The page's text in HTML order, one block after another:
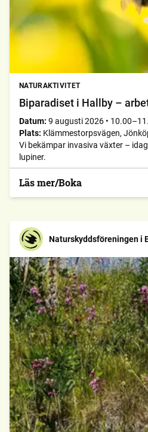
NATURAKTIVITET
Biparadiset i Hallby –
Datum: 9 augusti 2026 •
Plats: Klämmestorpsvägen,
Vi bekämpar invasiva växter –
lupiner.
Läs mer/Boka
Naturskyddsföreningen i